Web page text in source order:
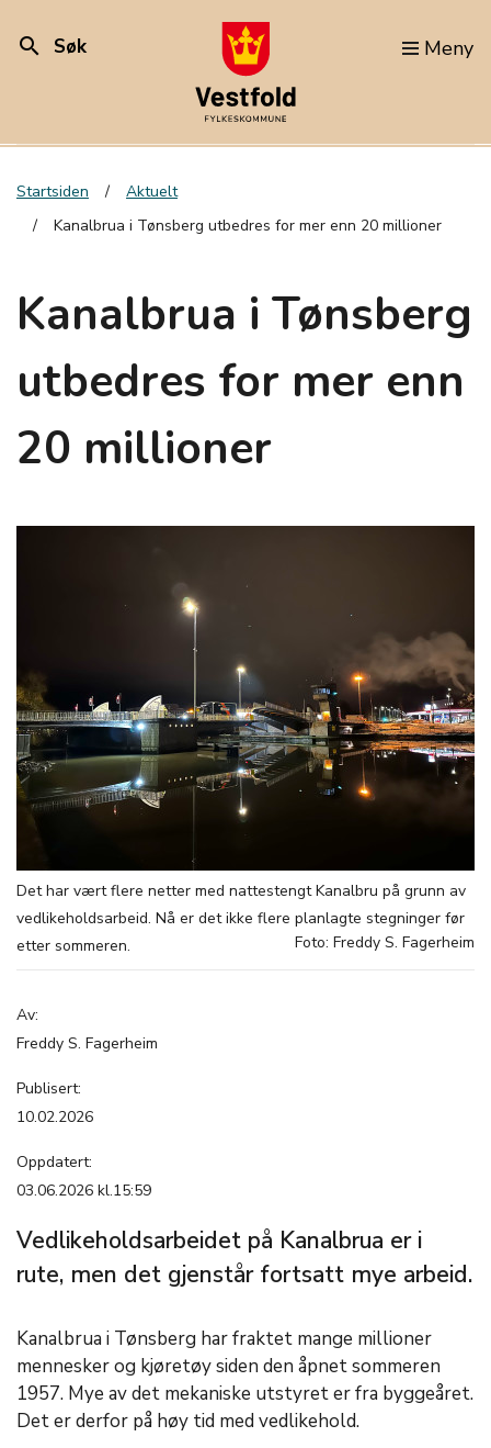
search Søk Meny
Startsiden
Aktuelt
Kanalbrua i Tønsberg utbedres for mer enn 20 millioner
Kanalbrua i Tønsberg
utbedres for mer enn
20 millioner
Det har vært flere netter med nattestengt Kanalbru på grunn av
vedlikeholdsarbeid. Nå er det ikke flere planlagte stegninger før
etter sommeren.
Foto: Freddy S. Fagerheim
Av:
Freddy S. Fagerheim
Publisert:
10.02.2026
Oppdatert:
03.06.2026 kl.15:59
Vedlikeholdsarbeidet på Kanalbrua er i
rute, men det gjenstår fortsatt mye arbeid.
Kanalbrua i Tønsberg har fraktet mange millioner
mennesker og kjøretøy siden den åpnet sommeren
1957. Mye av det mekaniske utstyret er fra byggeåret.
Det er derfor på høy tid med vedlikehold.